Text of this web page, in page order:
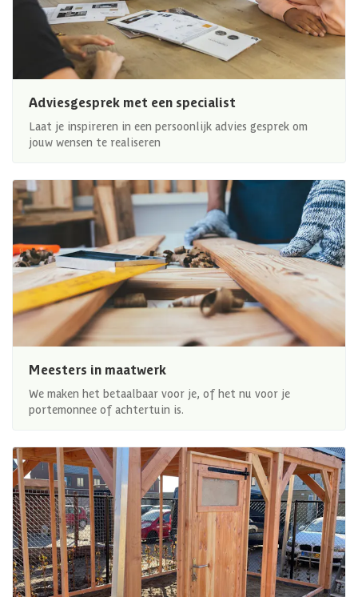
Adviesgesprek met een specialist
Laat je inspireren in een persoonlijk advies gesprek om
jouw wensen te realiseren
Meesters in maatwerk
We maken het betaalbaar voor je, of het nu voor je
portemonnee of achtertuin is.